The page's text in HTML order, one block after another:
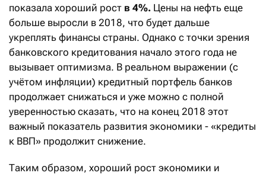
показала хороший рост в 4%. Цены на нефть еще
больше выросли в 2018, что будет дальше
укреплять финансы страны. Однако с точки зрения
банковского кредитования начало этого года не
вызывает оптимизма. В реальном выражении (с
учётом инфляции) кредитный портфель банков
продолжает снижаться и уже можно с полной
уверенностью сказать, что на конец 2018 этот
важный показатель развития экономики - «кредиты
к ВВП» продолжит снижение.
Таким образом, хороший рост экономики и